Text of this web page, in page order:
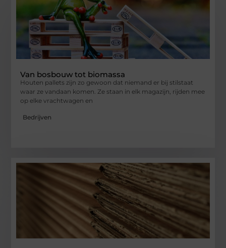
Van bosbouw tot biomassa
Houten pallets zijn zo gewoon dat niemand er bij stilstaat
waar ze vandaan komen. Ze staan in elk magazijn, rijden mee
op elke vrachtwagen en
Bedrijven